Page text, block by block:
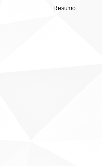
Resumo: